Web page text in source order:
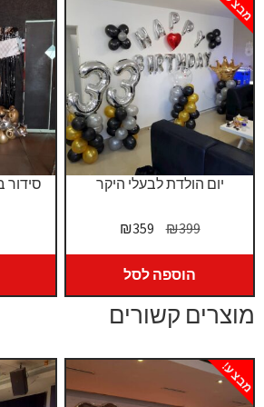
יום הולדת לבעלי היקר
₪399
המחיר
המקורי
היה:
₪399.
₪359
הנוכחי
₪359.
הוספה לסל
מוצרים קשורים
מבצע!